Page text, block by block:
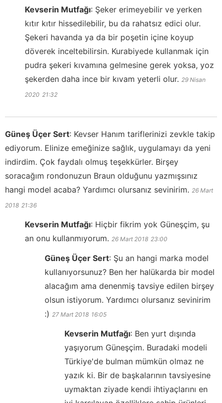
Kevserin Mutfağı: Şeker erimeyebilir ve yerken
kıtır kıtır hissedilebilir, bu da rahatsız edici olur.
Şekeri havanda ya da bir poşetin içine koyup
döverek inceltebilirsin. Kurabiyede kullanmak için
pudra şekeri kıvamına gelmesine gerek yoksa, yoz
şekerden daha ince bir kıvam yeterli olur. 29 Nisan
2020 21:32
Güneş Üçer Sert: Kevser Hanım tariflerinizi zevkle takip
ediyorum. Elinize emeğinize sağlık, uygulamayı da yeni
indirdim. Çok faydalı olmuş teşekkürler. Birşey
soracağım rondonuzun Braun olduğunu yazmışsınız
hangi model acaba? Yardımcı olursanız sevinirim. 26 Mart
2018 21:36
Kevserin Mutfağı: Hiçbir fikrim yok Güneşçim, şu
an onu kullanmıyorum. 26 Mart 2018 23:00
Güneş Üçer Sert: Şu an hangi marka model
kullanıyorsunuz? Ben her halükarda bir model
alacağım ama denenmiş tavsiye edilen birşey
olsun istiyorum. Yardımcı olursanız sevinirim
:) 27 Mart 2018 16:05
Kevserin Mutfağı: Ben yurt dışında
yaşıyorum Güneşçim. Buradaki modeli
Türkiye'de bulman mümkün olmaz ne
yazık ki. Bir de başkalarının tavsiyesine
uymaktan ziyade kendi ihtiyaçlarını en